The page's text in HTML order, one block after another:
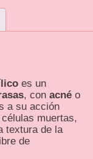
es un
, con acné o
a su acción
muertas,
textura de la
de